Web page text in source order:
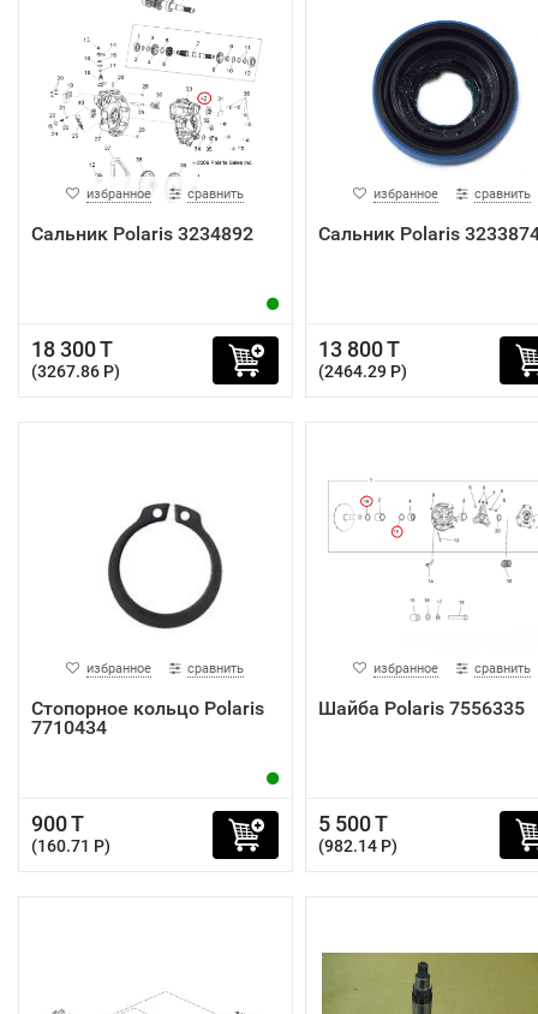
избранное сравнить
Сальник Polaris 3234892
18 300 T
(3267.86 P)
избранное сравнить
Сальник Polaris
13 800 T
(2464.29 P)
избранное сравнить
Стопорное кольцо Polaris
7710434
900 T
(160.71 P)
избранное сравнить
Шайба Polaris 7556335
5 500 T
(982.14 P)